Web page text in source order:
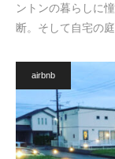
ントンの暮らしに
断。そして自宅の
airbnb